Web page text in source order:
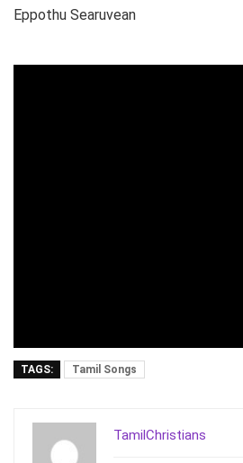
Eppothu Searuvean
TAGS: Tamil Songs
TamilChristians